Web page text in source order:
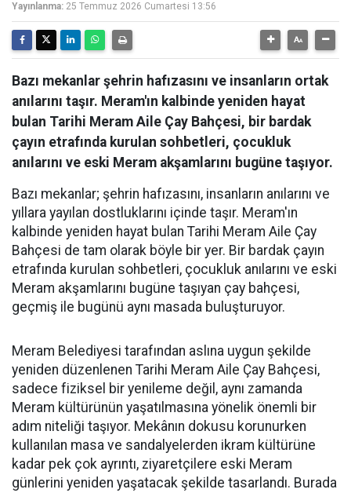
Yayınlanma: 25 Temmuz 2026 Cumartesi 13:56
Bazı mekanlar şehrin hafızasını ve insanların ortak
anılarını taşır. Meram'ın kalbinde yeniden hayat
bulan Tarihi Meram Aile Çay Bahçesi, bir bardak
çayın etrafında kurulan sohbetleri, çocukluk
anılarını ve eski Meram akşamlarını bugüne taşıyor.
Bazı mekanlar; şehrin hafızasını, insanların anılarını ve
yıllara yayılan dostluklarını içinde taşır. Meram'ın
kalbinde yeniden hayat bulan Tarihi Meram Aile Çay
Bahçesi de tam olarak böyle bir yer. Bir bardak çayın
etrafında kurulan sohbetleri, çocukluk anılarını ve eski
Meram akşamlarını bugüne taşıyan çay bahçesi,
geçmiş ile bugünü aynı masada buluşturuyor.
Meram Belediyesi tarafından aslına uygun şekilde
yeniden düzenlenen Tarihi Meram Aile Çay Bahçesi,
sadece fiziksel bir yenileme değil, aynı zamanda
Meram kültürünün yaşatılmasına yönelik önemli bir
adım niteliği taşıyor. Mekânın dokusu korunurken
kullanılan masa ve sandalyelerden ikram kültürüne
kadar pek çok ayrıntı, ziyaretçilere eski Meram
günlerini yeniden yaşatacak şekilde tasarlandı. Burada